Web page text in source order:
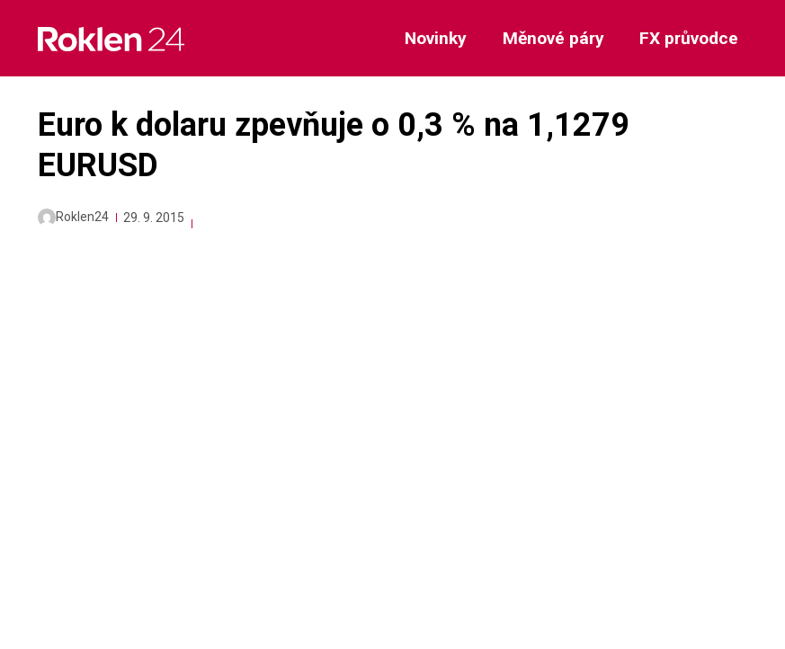
content
Novinky Měnové páry FX průvodce
Euro k dolaru zpevňuje o 0,3 % na 1,1279
EURUSD
Roklen24 29. 9. 2015